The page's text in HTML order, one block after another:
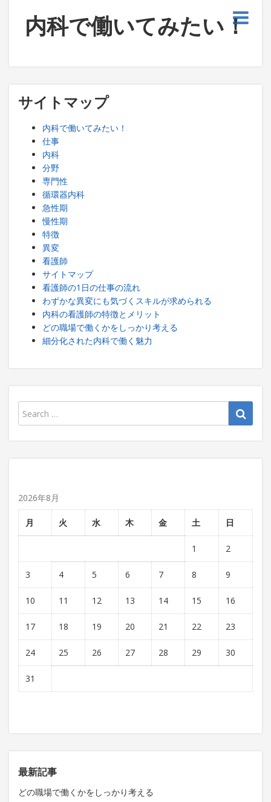
内科で働いてみたい！
サイトマップ
内科で働いてみたい！
仕事
内科
分野
専門性
循環器内科
急性期
慢性期
特徴
異変
看護師
サイトマップ
看護師の1日の仕事の流れ
わずかな異変にも気づくスキルが求められる
内科の看護師の特徴とメリット
どの職場で働くかをしっかり考える
細分化された内科で働く魅力
2026年8月
月 火 水 木 金 土 日
1 2
3 4 5 6 7 8 9
10 11 12 13 14 15 16
17 18 19 20 21 22 23
24 25 26 27 28 29 30
31
最新記事
どの職場で働くかをしっかり考える